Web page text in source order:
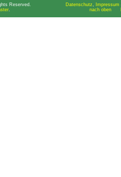
Reserved.
.
Datenschutz,
nach oben